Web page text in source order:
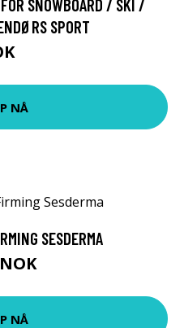
SNOWBOARD / SKI /
SPORT
NÅ
SESDERMA
NÅ